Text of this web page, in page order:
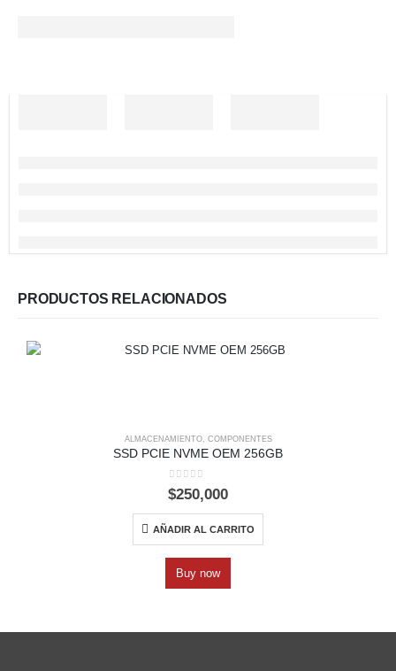
PRODUCTOS RELACIONADOS
ALMACENAMIENTO, COMPONENTES
SSD PCIE NVME OEM 256GB
0out of 5
$250,000
AÑADIR AL CARRITO
Buy now